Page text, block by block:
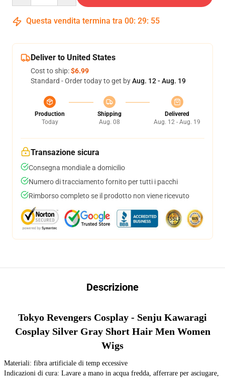
Questa vendita termina tra 00: 29: 54
Deliver to United States
Cost to ship:$6.99
Standard - Order today to get byAug. 12 - Aug. 19
Production
Today
Shipping
Aug. 08
Delivered
Aug. 12 - Aug. 19
Transazione sicura
Consegna mondiale a domicilio
Numero di tracciamento fornito per tutti i pacchi
Rimborso completo se il prodotto non viene ricevuto
Descrizione
Tokyo Revengers Cosplay - Senju Kawaragi
Cosplay Silver Gray Short Hair Men Women
Wigs
Materiali: fibra artificiale di temp eccessive
Indicazioni di cura: Lavare a mano in acqua fredda, afferrare per asciugare,